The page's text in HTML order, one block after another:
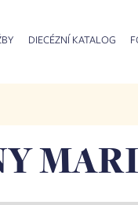
DIECÉZNÍ KATALOG